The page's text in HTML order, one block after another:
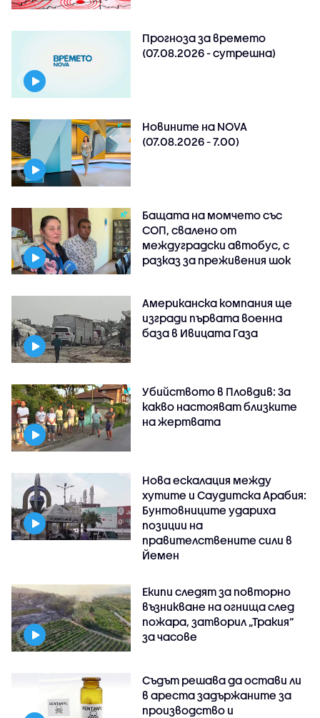
Прогноза за времето
(07.08.2026 - сутрешна)
Новините на NOVA
(07.08.2026 - 7.00)
Бащата на момчето със
СОП, свалено от
междуградски автобус, с
разказ за преживения шок
Американска компания ще
изгради първата военна
база в Ивицата Газа
Убийството в Пловдив: За
какво настояват близките
на жертвата
Нова ескалация между
хутите и Саудитска Арабия:
Бунтовниците удариха
позиции на
правителствените сили в
Йемен
Екипи следят за повторно
възникване на огнища след
пожара, затворил „Тракия“
за часове
Съдът решава да остави ли
в ареста задържаните за
производство и